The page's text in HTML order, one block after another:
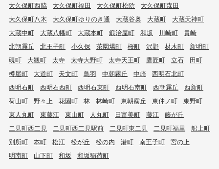
大久保町西脇
大久保町福田 大久保町松陰
大久保町森田
大久保町八木
大久保町ゆりのき通 大蔵谷奥 大蔵町
大蔵天神町
大蔵中町
大蔵八幡町 大蔵本町 鍛治屋町 和坂 川崎町
貴崎
北朝霧丘
北王子町 小久保 茶園場町 桜町 沢野 材木町
新明町
硯町
大観町 太寺 太寺大野町 太寺天王町 鷹匠町 立石
田町
樽屋町
大道町 天文町 鳥羽 中朝霧丘 中崎
西明石北町
西明石町
西明石西町 西明石東町 西明石南町 西朝霧丘
西新町
荷山町
野々上 花園町 林 林崎町 東朝霧丘 東仲ノ町
東野町
東人丸町
東藤江 東山町 人丸町 日富美町 藤江
藤が丘
二見町西二見
二見町西二見駅前 二見町東二見 二見町福里
船上町
別所町
本町 松江 松が丘 松の内 港町 南王子町
宮の上
明南町
山下町 和坂 和坂稲荷町